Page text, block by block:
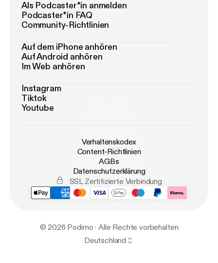
Als Podcaster*in anmelden
Podcaster*in FAQ
Community-Richtlinien
Auf dem iPhone anhören
Auf Android anhören
Im Web anhören
Instagram
Tiktok
Youtube
Verhaltenskodex
Content-Richtlinien
AGBs
Datenschutzerklärung
SSL Zertifizierte Verbindung
© 2026 Podimo · Alle Rechte vorbehalten
Deutschland